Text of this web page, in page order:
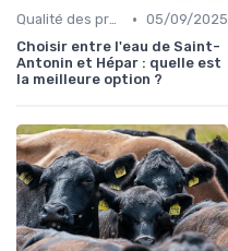
Qualité des produits • 05/09/2025
Choisir entre l'eau de Saint-
Antonin et Hépar : quelle est
la meilleure option ?